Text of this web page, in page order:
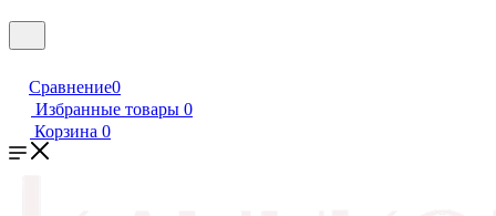
Сравнение0
Избранные товары 0
Корзина 0